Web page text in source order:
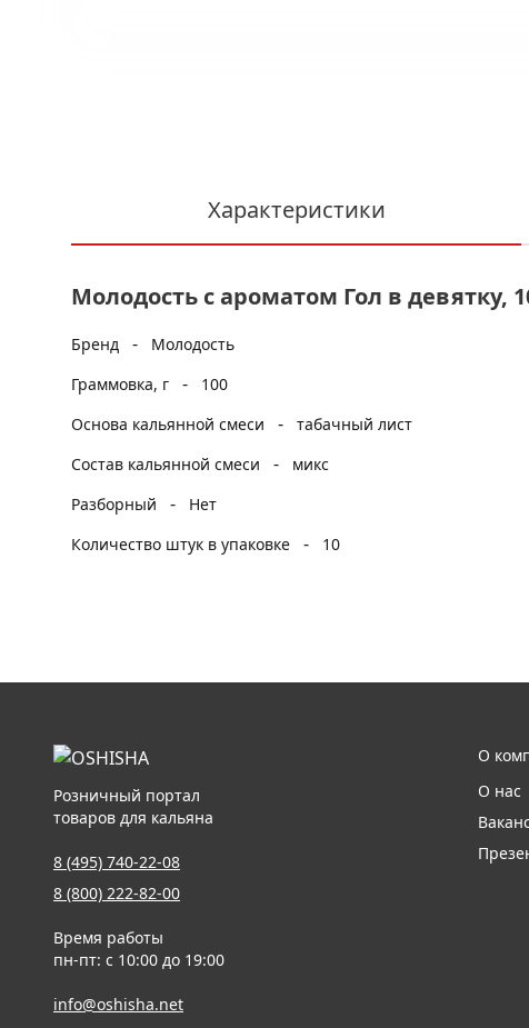
Характеристики
Молодость с ароматом Гол в девятку,
Бренд -
Молодость
Граммовка, г
-
100
Основа кальянной смеси
- табачный лист
Состав кальянной смеси
-
микс
Разборный
-
Нет
Количество штук в упаковке
- 10
Розничный портал
товаров для кальяна
8 (495) 740-22-08
8 (800) 222-82-00
Время работы
пн-пт: с 10:00 до 19:00
info@oshisha.net
О
О нас